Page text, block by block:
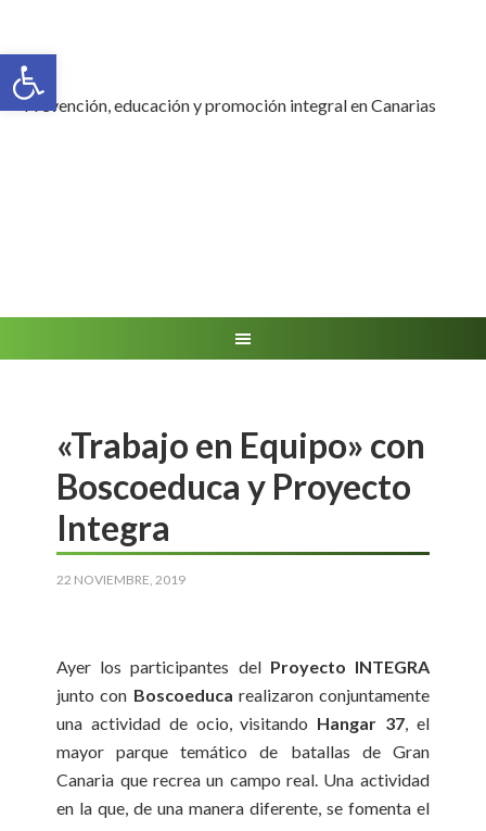
Abrir barra de herramientas
Prevención, educación y promoción integral en Canarias
«Trabajo en Equipo» con
Boscoeduca y Proyecto
Integra
22 NOVIEMBRE, 2019
Ayer los participantes del Proyecto INTEGRA
junto con Boscoeduca realizaron conjuntamente
una actividad de ocio, visitando Hangar 37, el
mayor parque temático de batallas de Gran
Canaria que recrea un campo real. Una actividad
en la que, de una manera diferente, se fomenta el